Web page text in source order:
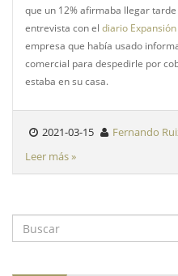
que un 12% afirmaba llegar
entrevista con el diario Expansión
empresa que había usado
comercial para despedirle por
estaba en su casa.
2021-03-15 Fernando
Leer más »